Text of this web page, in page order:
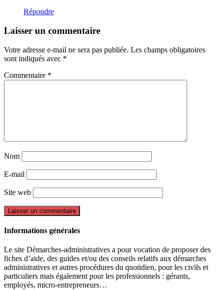
Répondre
Laisser un commentaire
Votre adresse e-mail ne sera pas publiée. Les champs obligatoires
sont indiqués avec *
Commentaire *
Nom
E-mail
Site web
Informations générales
Le site Démarches-administratives a pour vocation de proposer des
fiches d’aide, des guides et/ou des conseils relatifs aux démarches
administratives et autres procédures du quotidien, pour les civils et
particuliers mais également pour les professionnels : gérants,
employés, micro-entrepreneurs…